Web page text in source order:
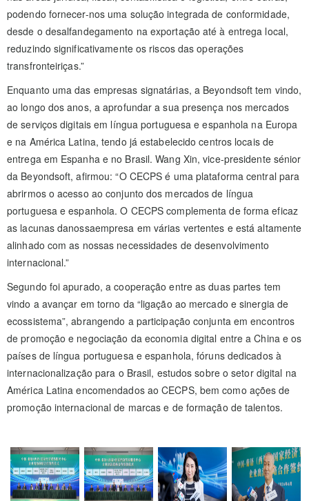
podendo fornecer-nos uma solução integrada de conformidade,
desde o desalfandegamento na exportação até à entrega local,
reduzindo significativamente os riscos das operações
transfronteiriças.”
Enquanto uma das empresas signatárias, a Beyondsoft tem vindo,
ao longo dos anos, a aprofundar a sua presença nos mercados
de serviços digitais em língua portuguesa e espanhola na Europa
e na América Latina, tendo já estabelecido centros locais de
entrega em Espanha e no Brasil. Wang Xin, vice-presidente sénior
da Beyondsoft, afirmou: “O CECPS é uma plataforma central para
abrirmos o acesso ao conjunto dos mercados de língua
portuguesa e espanhola. O CECPS complementa de forma eficaz
as lacunas danossaempresa em várias vertentes e está altamente
alinhado com as nossas necessidades de desenvolvimento
internacional.”
Segundo foi apurado, a cooperação entre as duas partes tem
vindo a avançar em torno da “ligação ao mercado e sinergia de
ecossistema”, abrangendo a participação conjunta em encontros
de promoção e negociação da economia digital entre a China e os
países de língua portuguesa e espanhola, fóruns dedicados à
internacionalização para o Brasil, estudos sobre o setor digital na
América Latina encomendados ao CECPS, bem como ações de
promoção internacional de marcas e de formação de talentos.